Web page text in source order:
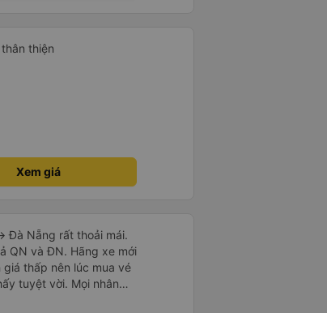
thiện
Xem giá
Đà Nẵng rất thoải mái.
QN và ĐN. Hãng xe mới
giá thấp nên lúc mua vé
tuyệt vời. Mọi nhân